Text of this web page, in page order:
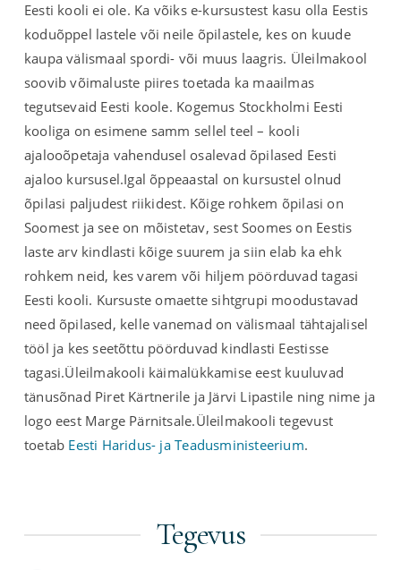
Eesti kooli ei ole. Ka võiks e-kursustest kasu olla Eestis
koduõppel lastele või neile õpilastele, kes on kuude
kaupa välismaal spordi- või muus laagris. Üleilmakool
soovib võimaluste piires toetada ka maailmas
tegutsevaid Eesti koole. Kogemus Stockholmi Eesti
kooliga on esimene samm sellel teel – kooli
ajalooõpetaja vahendusel osalevad õpilased Eesti
ajaloo kursusel.Igal õppeaastal on kursustel olnud
õpilasi paljudest riikidest. Kõige rohkem õpilasi on
Soomest ja see on mõistetav, sest Soomes on Eestis
laste arv kindlasti kõige suurem ja siin elab ka ehk
rohkem neid, kes varem või hiljem pöörduvad tagasi
Eesti kooli. Kursuste omaette sihtgrupi moodustavad
need õpilased, kelle vanemad on välismaal tähtajalisel
tööl ja kes seetõttu pöörduvad kindlasti Eestisse
tagasi.Üleilmakooli käimalükkamise eest kuuluvad
tänusõnad Piret Kärtnerile ja Järvi Lipastile ning nime ja
logo eest Marge Pärnitsale.Üleilmakooli tegevust
toetab Eesti Haridus- ja Teadusministeerium.
Tegevus